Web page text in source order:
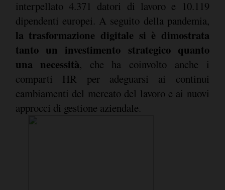
interpellato 4.371 datori di lavoro e 10.119
dipendenti europei. A seguito della pandemia,
la trasformazione digitale si è dimostrata
tanto un investimento strategico quanto
una necessità, che ha coinvolto anche i
comparti HR per adeguarsi ai continui
cambiamenti del mercato del lavoro e ai nuovi
approcci di gestione aziendale.